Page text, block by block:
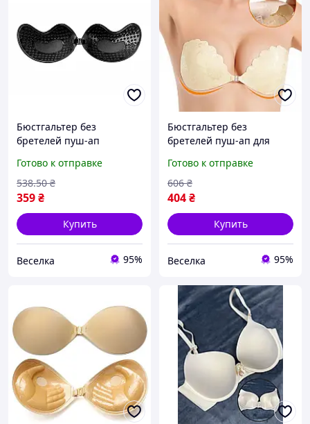
Бюстгальтер без
бретелей пуш-ап
вечерних выходов и
особых случаев FLAME
Готово к отправке
359₴
538.50 ₴
Купить
Веселка 95%
Бюстгальтер без
бретелей пуш-ап для
открытых плеч
экономичный
многоразовый FLAME
Готово к отправке
404₴
606 ₴
Купить
Веселка 95%